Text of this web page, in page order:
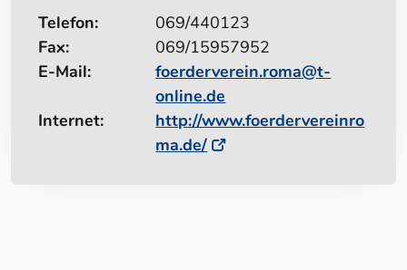
Telefon:
069/440123
Fax:
069/15957952
E-Mail:
foerderverein.roma@t-
online.de
Internet:
http://www.foerdervereinro
ma.de/